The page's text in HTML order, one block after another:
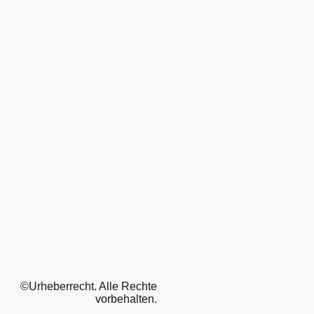
©Urheberrecht. Alle Rechte
vorbehalten.